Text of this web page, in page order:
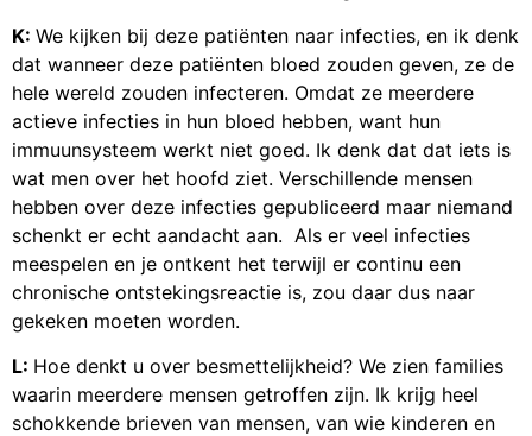
K: We kijken bij deze patiënten naar infecties, en ik denk
dat wanneer deze patiënten bloed zouden geven, ze de
hele wereld zouden infecteren. Omdat ze meerdere
actieve infecties in hun bloed hebben, want hun
immuunsysteem werkt niet goed. Ik denk dat dat iets is
wat men over het hoofd ziet. Verschillende mensen
hebben over deze infecties gepubliceerd maar niemand
schenkt er echt aandacht aan. Als er veel infecties
meespelen en je ontkent het terwijl er continu een
chronische ontstekingsreactie is, zou daar dus naar
gekeken moeten worden.
L: Hoe denkt u over besmettelijkheid? We zien families
waarin meerdere mensen getroffen zijn. Ik krijg heel
schokkende brieven van mensen, van wie kinderen en